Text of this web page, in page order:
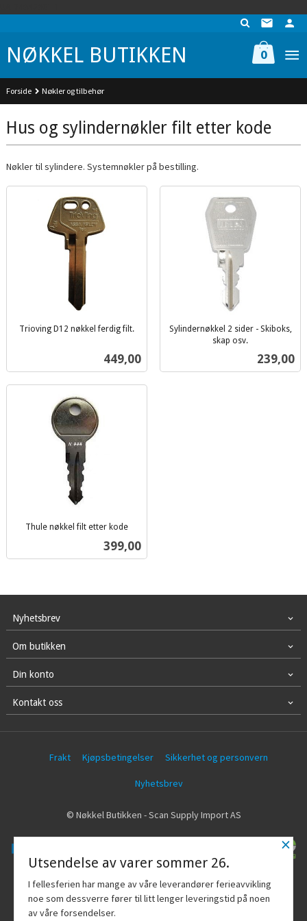
NØKKEL BUTIKKEN 0
Forside Nøkler og tilbehør
Hus og sylindernøkler filt etter kode
Nøkler til sylindere. Systemnøkler på bestilling.
Trioving D12 nøkkel ferdig filt.
Pris
449,00
Sylindernøkkel 2 sider - Skiboks,
skap osv.
Pris
239,00
Thule nøkkel filt etter kode
Pris
399,00
Nyhetsbrev
Om butikken
Din konto
Kontakt oss
Frakt Kjøpsbetingelser Sikkerhet og personvern
Nyhetsbrev
© Nøkkel Butikken - Scan Supply Import AS
Vår nettbutikk bruker cookies slik at du
får en bedre kjøpsopplevelse og vi kan
yte deg bedre service. Vi bruker cookies
×
Utsendelse av varer sommer 26.
I fellesferien har mange av våre leverandører ferieavvikling
noe som dessverre fører til litt lenger leveringstid på noen
av våre forsendelser.